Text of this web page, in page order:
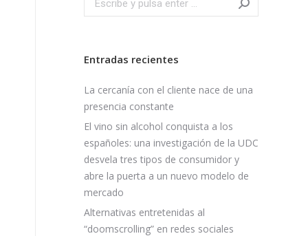
Entradas recientes
La cercanía con el cliente nace de una
presencia constante
El vino sin alcohol conquista a los
españoles: una investigación de la UDC
desvela tres tipos de consumidor y
abre la puerta a un nuevo modelo de
mercado
Alternativas entretenidas al
“doomscrolling” en redes sociales